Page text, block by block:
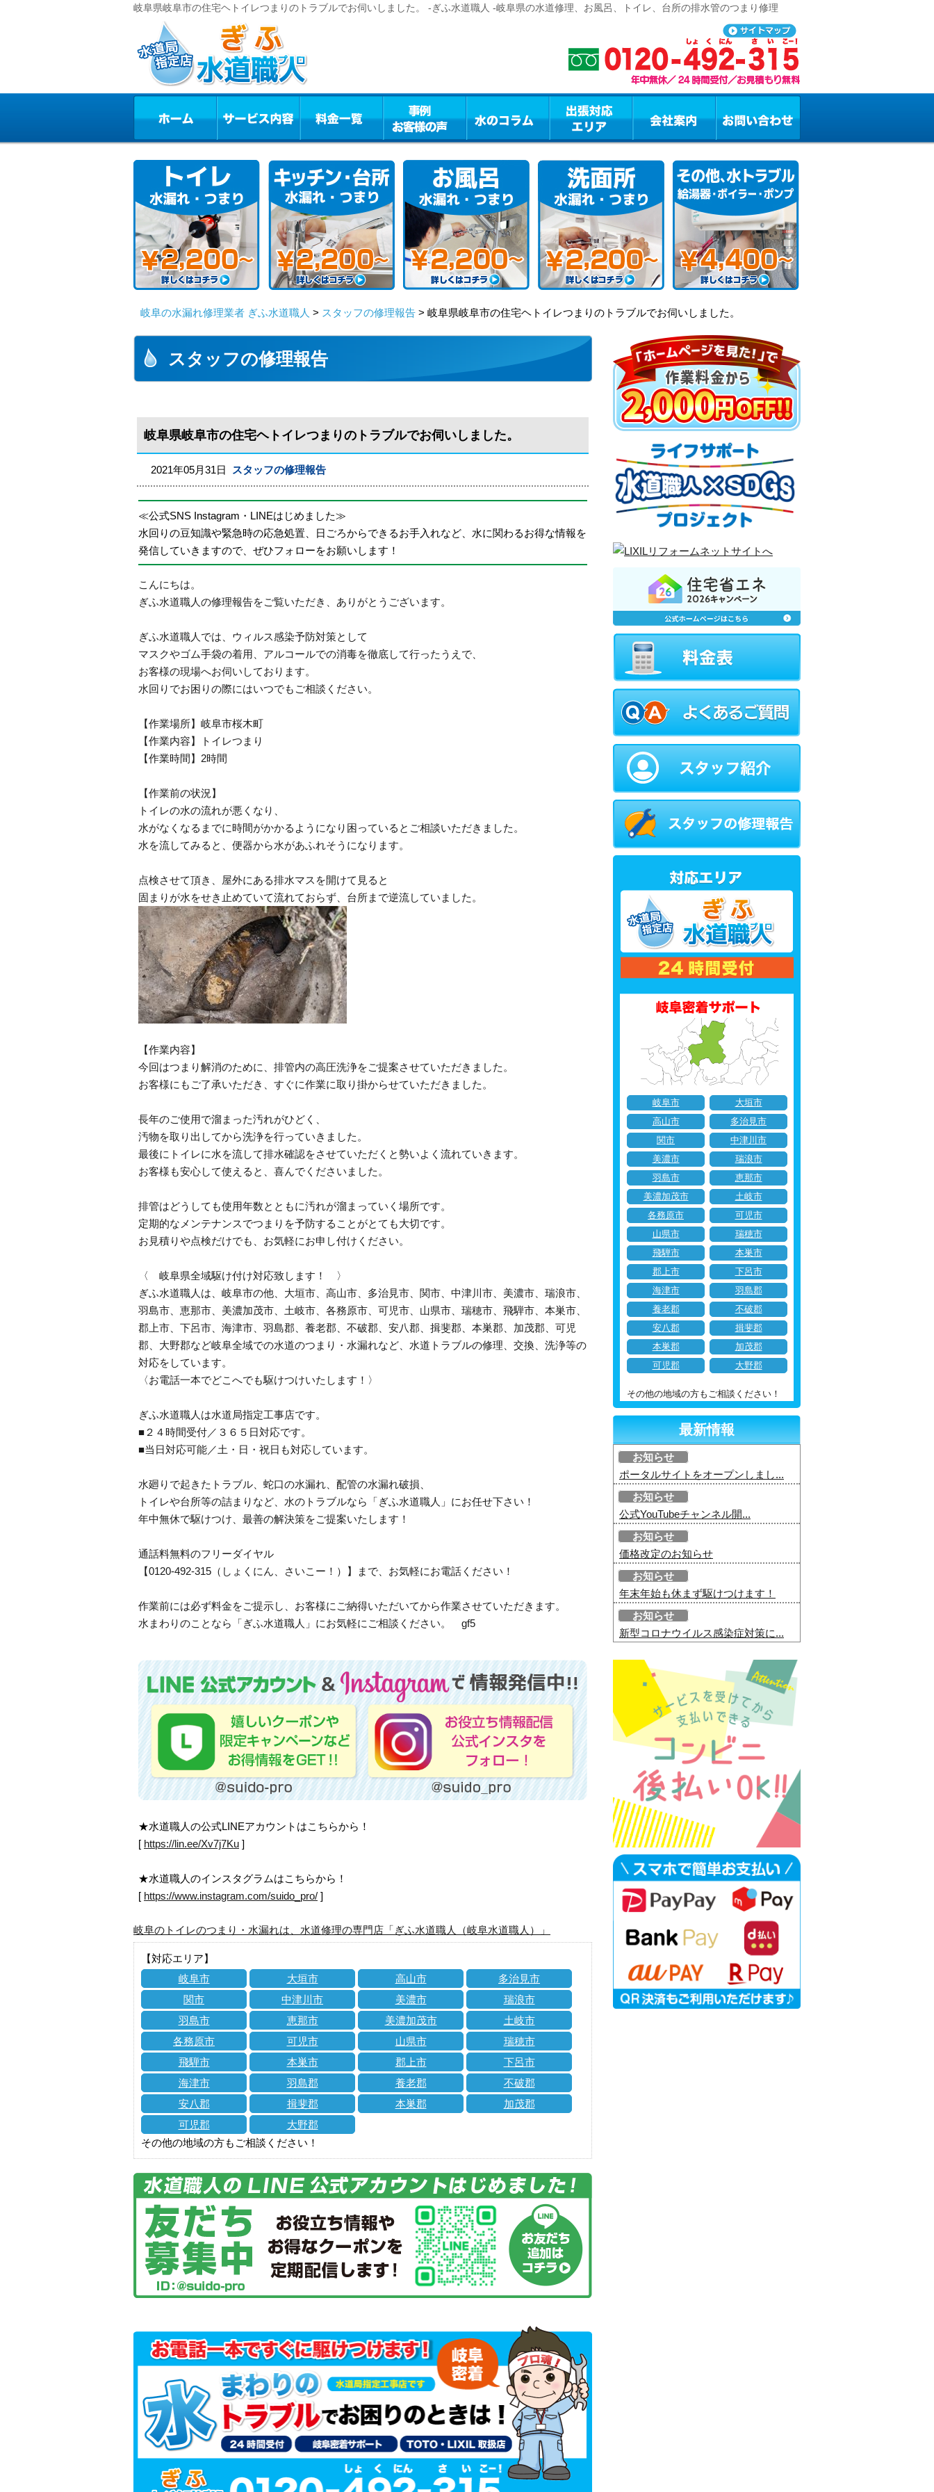
岐阜県岐阜市の住宅ヘトイレつまりのトラブルでお伺いしました。 -ぎふ水道職人 -岐阜県の水道修理、お風呂、トイレ、台所の排水管のつまり修理
岐阜の水漏れ修理業者 ぎふ水道職人 > スタッフの修理報告 > 岐阜県岐阜市の住宅ヘトイレつまりのトラブルでお伺いしました。
スタッフの修理報告
岐阜県岐阜市の住宅ヘトイレつまりのトラブルでお伺いしました。
2021年05月31日 スタッフの修理報告
≪公式SNS Instagram・LINEはじめました≫
水回りの豆知識や緊急時の応急処置、日ごろからできるお手入れなど、水に関わるお得な情報を
発信していきますので、ぜひフォローをお願いします！
こんにちは。
ぎふ水道職人の修理報告をご覧いただき、ありがとうございます。
ぎふ水道職人では、ウィルス感染予防対策として
マスクやゴム手袋の着用、アルコールでの消毒を徹底して行ったうえで、
お客様の現場へお伺いしております。
水回りでお困りの際にはいつでもご相談ください。
【作業場所】岐阜市桜木町
【作業内容】トイレつまり
【作業時間】2時間
【作業前の状況】
トイレの水の流れが悪くなり、
水がなくなるまでに時間がかかるようになり困っているとご相談いただきました。
水を流してみると、便器から水があふれそうになります。
点検させて頂き、屋外にある排水マスを開けて見ると
固まりが水をせき止めていて流れておらず、台所まで逆流していました。
【作業内容】
今回はつまり解消のために、排管内の高圧洗浄をご提案させていただきました。
お客様にもご了承いただき、すぐに作業に取り掛からせていただきました。
長年のご使用で溜まった汚れがひどく、
汚物を取り出してから洗浄を行っていきました。
最後にトイレに水を流して排水確認をさせていただくと勢いよく流れていきます。
お客様も安心して使えると、喜んでくださいました。
排管はどうしても使用年数とともに汚れが溜まっていく場所です。
定期的なメンテナンスでつまりを予防することがとても大切です。
お見積りや点検だけでも、お気軽にお申し付けください。
〈 岐阜県全域駆け付け対応致します！ 〉
ぎふ水道職人は、岐阜市の他、大垣市、高山市、多治見市、関市、中津川市、美濃市、瑞浪市、
羽島市、恵那市、美濃加茂市、土岐市、各務原市、可児市、山県市、瑞穂市、飛騨市、本巣市、
郡上市、下呂市、海津市、羽島郡、養老郡、不破郡、安八郡、揖斐郡、本巣郡、加茂郡、可児
郡、大野郡など岐阜全域での水道のつまり・水漏れなど、水道トラブルの修理、交換、洗浄等の
対応をしています。
〈お電話一本でどこへでも駆けつけいたします！〉
ぎふ水道職人は水道局指定工事店です。
■２４時間受付／３６５日対応です。
■当日対応可能／土・日・祝日も対応しています。
水廻りで起きたトラブル、蛇口の水漏れ、配管の水漏れ破損、
トイレや台所等の詰まりなど、水のトラブルなら「ぎふ水道職人」にお任せ下さい！
年中無休で駆けつけ、最善の解決策をご提案いたします！
通話料無料のフリーダイヤル
【0120-492-315（しょくにん、さいこー！）】まで、お気軽にお電話ください！
作業前には必ず料金をご提示し、お客様にご納得いただいてから作業させていただきます。
水まわりのことなら「ぎふ水道職人」にお気軽にご相談ください。 gf5
★水道職人の公式LINEアカウントはこちらから！
[ https://lin.ee/Xv7j7Ku ]
★水道職人のインスタグラムはこちらから！
[ https://www.instagram.com/suido_pro/ ]
岐阜のトイレのつまり・水漏れは、水道修理の専門店「ぎふ水道職人（岐阜水道職人）」
【対応エリア】
岐阜市
大垣市 高山市
多治見市
関市
中津川市 美濃市
瑞浪市
羽島市
恵那市 美濃加茂市
土岐市
各務原市
可児市 山県市
瑞穂市
飛騨市
本巣市 郡上市
下呂市
海津市
羽島郡 養老郡
不破郡
安八郡
揖斐郡 本巣郡
加茂郡
可児郡
大野郡
その他の地域の方もご相談ください！
岐阜市
大垣市
高山市
多治見市
関市
中津川市
美濃市
瑞浪市
羽島市
恵那市
美濃加茂市
土岐市
各務原市
可児市
山県市
瑞穂市
飛騨市
本巣市
郡上市
下呂市
海津市
羽島郡
養老郡
不破郡
安八郡
揖斐郡
本巣郡
加茂郡
可児郡
大野郡
その他の地域の方もご相談ください！
最新情報
お知らせ
ポータルサイトをオープンしまし...
お知らせ
公式YouTubeチャンネル開...
お知らせ
価格改定のお知らせ
お知らせ
年末年始も休まず駆けつけます！
お知らせ
新型コロナウイルス感染症対策に...